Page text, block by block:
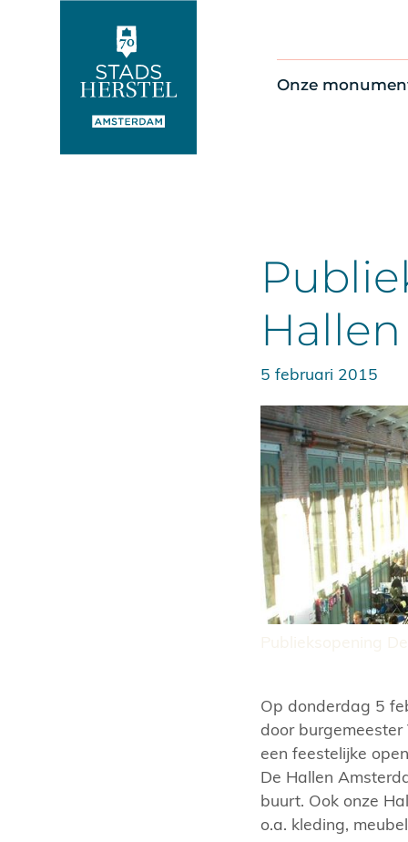
Onze
Hallen
5 februari 2015
Op donderdag 5
door
een feestelijke
De Hallen
buurt. Ook onze
o.a. kleding,